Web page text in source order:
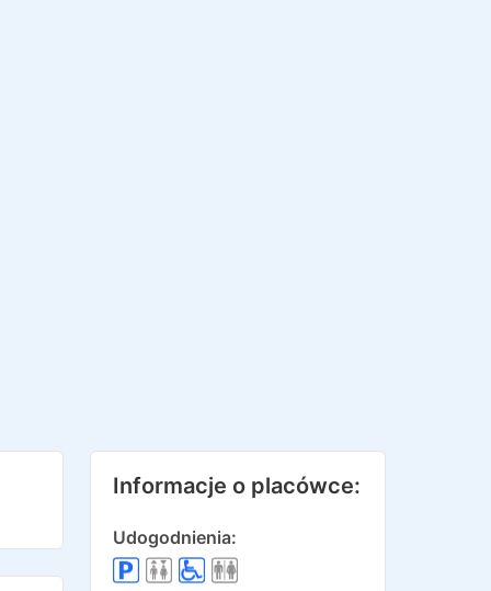
Informacje o placówce:
Udogodnienia: